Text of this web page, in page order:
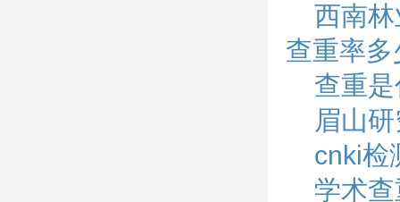
西南
查重率多
查重
眉山
cnki检
学术